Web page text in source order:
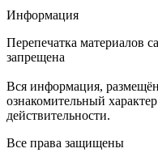
Информация
Перепечатка материалов
запрещена
Вся информация,
ознакомительный
действительности.
Все права защищены